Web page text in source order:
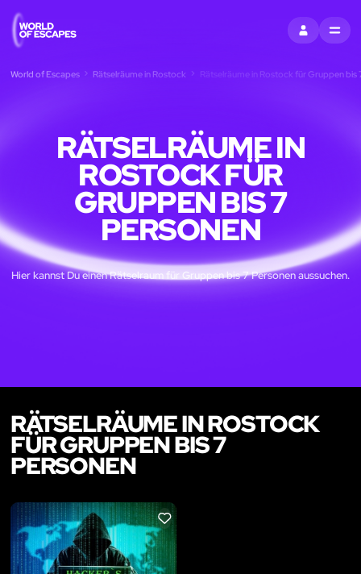
EINTRAGEN
MENU
World of Escapes Rätselräume in Rostock Rätselräume in Rostock für Gruppen bis
RÄTSELRÄUME IN
ROSTOCK FÜR
GRUPPEN BIS 7
PERSONEN
Hier kannst Du einen Rätselraum für Gruppen bis 7 Personen aussuchen.
RÄTSELRÄUME IN ROSTOCK
FÜR GRUPPEN BIS 7
PERSONEN
LIKE